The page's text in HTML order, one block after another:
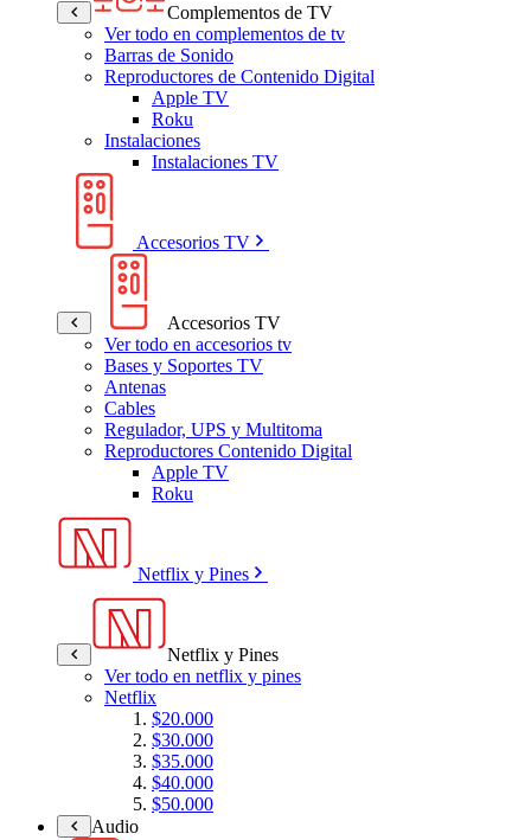
Complementos de TV
Ver todo en complementos de tv
Barras de Sonido
Reproductores de Contenido Digital
Apple TV
Roku
Instalaciones
Instalaciones TV
Accesorios TV
Accesorios TV
Ver todo en accesorios tv
Bases y Soportes TV
Antenas
Cables
Regulador, UPS y Multitoma
Reproductores Contenido Digital
Apple TV
Roku
Netflix y Pines
Netflix y Pines
Ver todo en netflix y pines
Netflix
$20.000
$30.000
$35.000
$40.000
$50.000
Audio